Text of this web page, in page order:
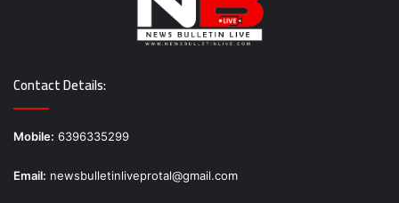
Contact Details:
Mobile: 6396335299
Email: newsbulletinliveprotal@gmail.com